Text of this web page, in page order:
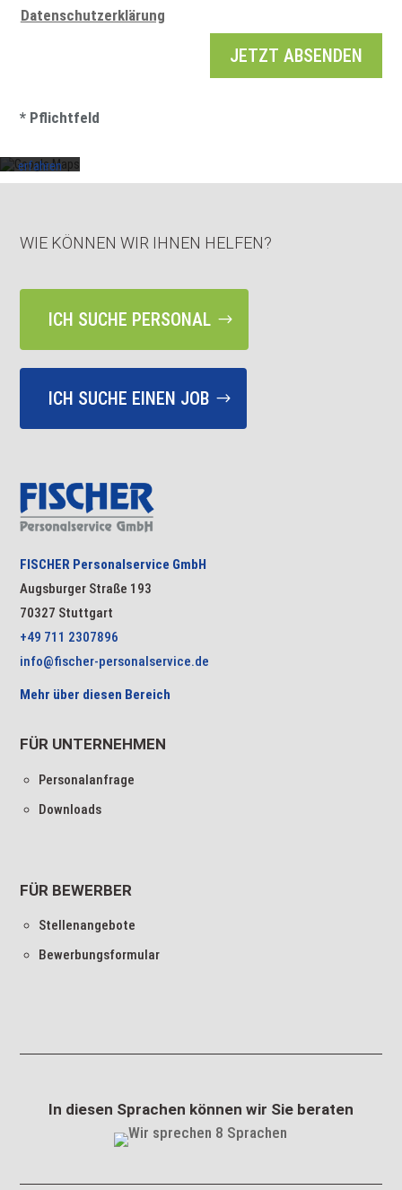
Datenschutzerklärung
JETZT ABSENDEN
* Pflichtfeld
Datenschutzerklärung
von
erfahren
Google
entsperren
WIE KÖNNEN WIR IHNEN HELFEN?
ICH SUCHE PERSONAL
ICH SUCHE EINEN JOB
FISCHER Personalservice GmbH
Augsburger Straße 193
70327 Stuttgart
+49 711 2307896
info@fischer-personalservice.de
Mehr über diesen Bereich
FÜR UNTERNEHMEN
Personalanfrage
Downloads
FÜR BEWERBER
Stellenangebote
Bewerbungsformular
In diesen Sprachen können wir Sie beraten